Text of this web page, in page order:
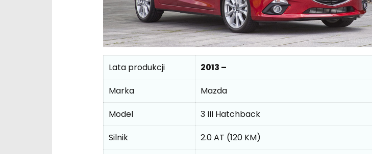
Lata produkcji
2013 –
Marka
Mazda
Model
3 III Hatchback
Silnik
2.0 AT (120 KM)